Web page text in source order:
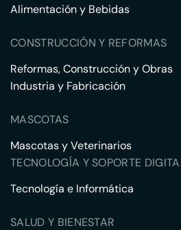
Alimentación y Bebidas
CONSTRUCCIÓN Y REFORMAS
Reformas, Construcción y Obras
Industria y Fabricación
MASCOTAS
Mascotas y Veterinarios
TECNOLOGÍA Y SOPORTE
Tecnología e Informática
SALUD Y BIENESTAR